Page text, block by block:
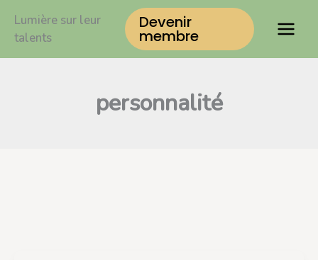
contenu
Lumière sur leur
talents
Devenir
membre
personnalité